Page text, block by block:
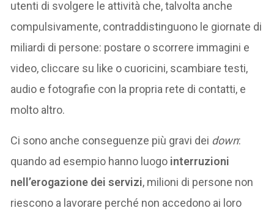
utenti di svolgere le attività che, talvolta anche
compulsivamente, contraddistinguono le giornate di
miliardi di persone: postare o scorrere immagini e
video, cliccare su like o cuoricini, scambiare testi,
audio e fotografie con la propria rete di contatti, e
molto altro.
Ci sono anche conseguenze più gravi dei down:
quando ad esempio hanno luogo interruzioni
nell’erogazione dei servizi, milioni di persone non
riescono a lavorare perché non accedono ai loro